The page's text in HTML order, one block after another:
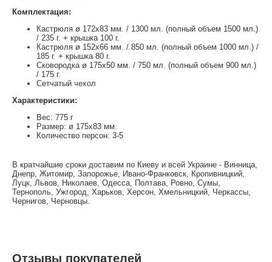
Комплектация:
Кастрюля ø 172x83 мм. / 1300 мл. (полный объем 1500 мл.)
/ 235 г. + крышка 100 г.
Кастрюля ø 152x66 мм. / 850 мл. (полный объем 1000 мл.) /
185 г. + крышка 80 г.
Сковородка ø 175x50 мм. / 750 мл. (полный объем 900 мл.)
/ 175 г.
Сетчатый чехол
Характеристики:
Вес: 775 г
Размер: ø 175x83 мм.
Количество персон: 3-5
В кратчайшие сроки доставим по Киеву и всей Украине - Винница,
Днепр, Житомир, Запорожье, Ивано-Франковск, Кропивницкий,
Луцк, Львов, Николаев, Одесса, Полтава, Ровно, Сумы,
Тернополь, Ужгород, Харьков, Херсон, Хмельницкий, Черкассы,
Чернигов, Черновцы.
Отзывы покупателей